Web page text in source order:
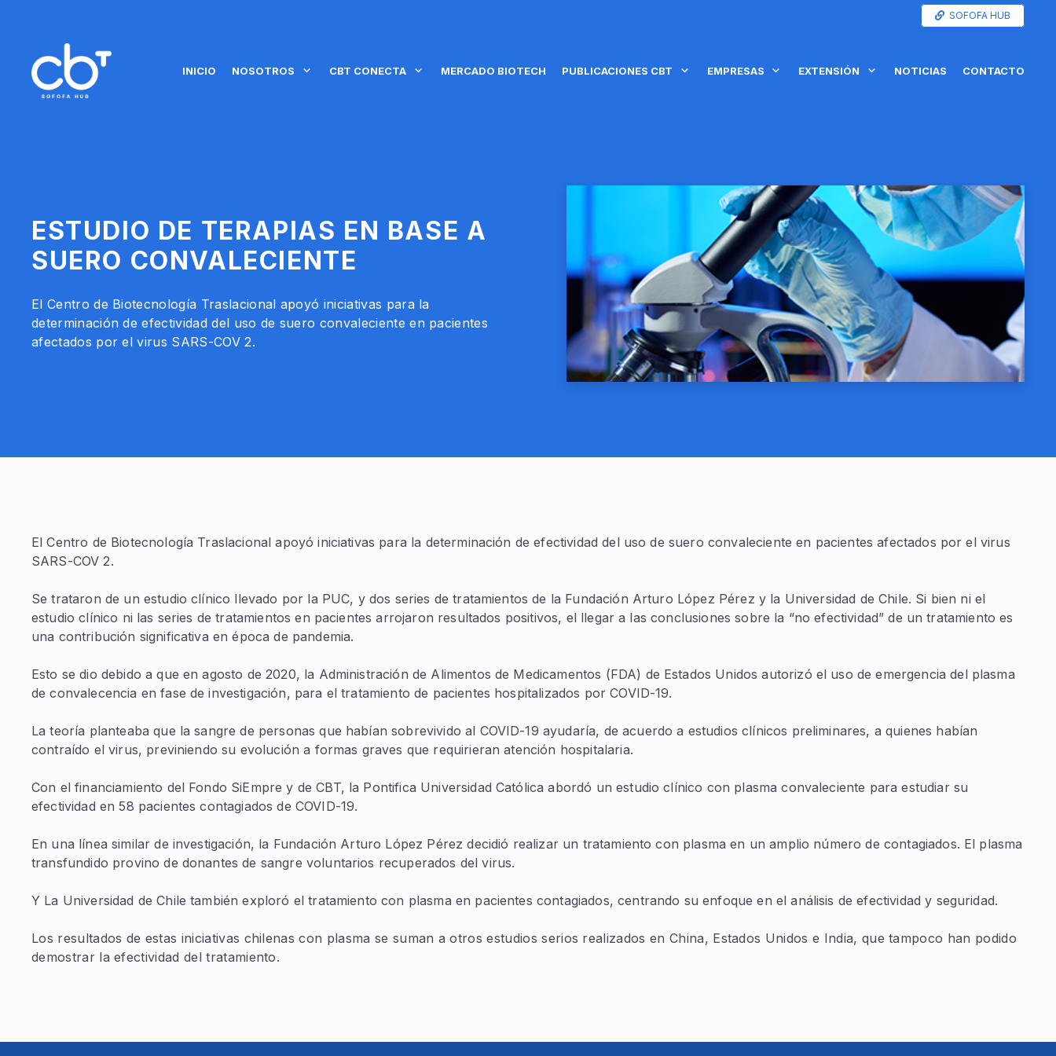
SOFOFA HUB
INICIO NOSOTROS CBT CONECTA MERCADO BIOTECH PUBLICACIONES CBT EMPRESAS EXTENSIÓN NOTICIAS CONTACTO
ESTUDIO DE TERAPIAS EN BASE A
SUERO CONVALECIENTE
El Centro de Biotecnología Traslacional apoyó iniciativas para la
determinación de efectividad del uso de suero convaleciente en pacientes
afectados por el virus SARS-COV 2.
El Centro de Biotecnología Traslacional apoyó iniciativas para la determinación de efectividad del uso de suero convaleciente en pacientes afectados por el virus
SARS-COV 2.
Se trataron de un estudio clínico llevado por la PUC, y dos series de tratamientos de la Fundación Arturo López Pérez y la Universidad de Chile. Si bien ni el
estudio clínico ni las series de tratamientos en pacientes arrojaron resultados positivos, el llegar a las conclusiones sobre la “no efectividad” de un tratamiento es
una contribución significativa en época de pandemia.
Esto se dio debido a que en agosto de 2020, la Administración de Alimentos de Medicamentos (FDA) de Estados Unidos autorizó el uso de emergencia del plasma
de convalecencia en fase de investigación, para el tratamiento de pacientes hospitalizados por COVID-19.
La teoría planteaba que la sangre de personas que habían sobrevivido al COVID-19 ayudaría, de acuerdo a estudios clínicos preliminares, a quienes habían
contraído el virus, previniendo su evolución a formas graves que requirieran atención hospitalaria.
Con el financiamiento del Fondo SiEmpre y de CBT, la Pontifica Universidad Católica abordó un estudio clínico con plasma convaleciente para estudiar su
efectividad en 58 pacientes contagiados de COVID-19.
En una línea similar de investigación, la Fundación Arturo López Pérez decidió realizar un tratamiento con plasma en un amplio número de contagiados. El plasma
transfundido provino de donantes de sangre voluntarios recuperados del virus.
Y La Universidad de Chile también exploró el tratamiento con plasma en pacientes contagiados, centrando su enfoque en el análisis de efectividad y seguridad.
Los resultados de estas iniciativas chilenas con plasma se suman a otros estudios serios realizados en China, Estados Unidos e India, que tampoco han podido
demostrar la efectividad del tratamiento.